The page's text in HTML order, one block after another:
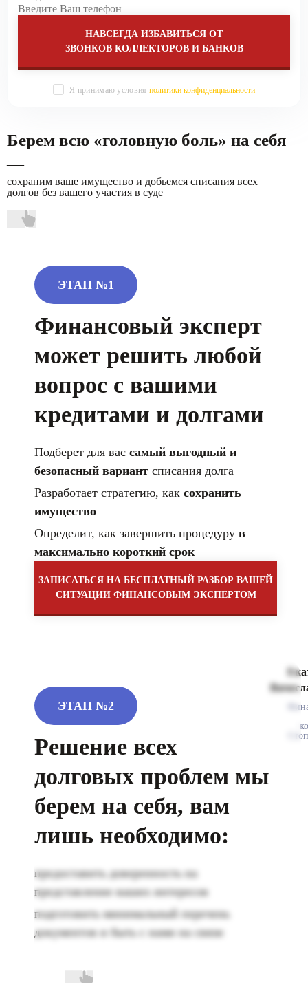
НАВСЕГДА ИЗБАВИТЬСЯ ОТ
ЗВОНКОВ КОЛЛЕКТОРОВ И БАНКОВ
Я принимаю условия политики конфиденциальности
Берем всю «головную боль» на себя
—
сохраним ваше имущество и добьемся списания всех
долгов без вашего участия в суде
ЭТАП №1
Финансовый эксперт
может решить любой
вопрос с вашими
кредитами и долгами
Подберет для вас самый выгодный и
безопасный вариант списания долга
Разработает стратегию, как сохранить
имущество
Определит, как завершить процедуру в
максимально короткий срок
ЗАПИСАТЬСЯ НА БЕСПЛАТНЫЙ РАЗБОР
СИТУАЦИИ ФИНАНСОВЫМ ЭКСПЕРТОМ
ЭТАП №2
Решение всех
долговых проблем мы
берем на себя, вам
лишь необходимо:
предоставить доверенность на
представление ваших интересов
подготовить минимальный перечень
документов и быть с нами на связи